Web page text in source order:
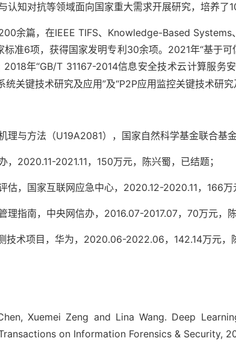
认知对抗等领域面向国家重大需求开展研究，培养了
余篇，在IEEE TIFS、Knowledge-Based
准6项，获得国家发明专利30余项。2021年“基于
2018年“GB/T 31167-2014信息安全技术云计算服务
统关键技术研究及应用”及“P2P应用监控关键技术研
理与方法（U19A2081），国家自然科学基金联合基
，2020.11-2021.11，150万元，陈兴蜀，已结题；
估，国家互联网应急中心，2020.12-2020.11，166万
理指南，中央网信办，2016.07-2017.07，70万元，陈
技术项目，华为，2020.06-2022.06，142.14万元，
Xuemei Zeng and Lina Wang. Deep
on Information Forensics & Security,